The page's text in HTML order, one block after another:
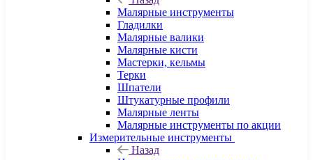
Малярные инструменты
Гладилки
Малярные валики
Малярные кисти
Мастерки, кельмы
Терки
Шпатели
Штукатурные профили
Малярные ленты
Малярные инструменты по акции
Измерительные инструменты
Назад